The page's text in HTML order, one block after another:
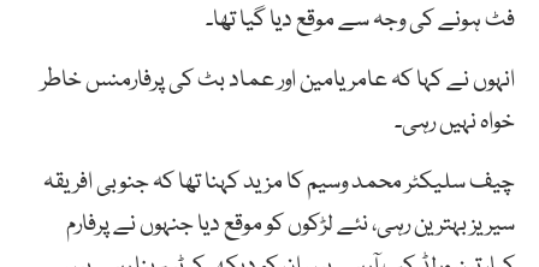
فٹ ہونے کی وجہ سے موقع دیا گیا تھا۔
انہوں نے کہا کہ عامر یامین اور عماد بٹ کی پرفارمنس خاطر
خواہ نہیں رہی۔
چیف سلیکٹر محمد وسیم کا مزید کہنا تھا کہ جنوبیافریقہ
سیریزبہترینرہی،نئےلڑکوںکوموقعدیاجنہوںنےپرفارم